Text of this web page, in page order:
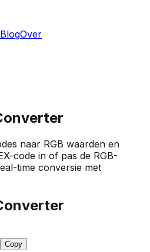
BlogOver
naar RGB waarden en
code in of pas de RGB-
time conversie met
Copy